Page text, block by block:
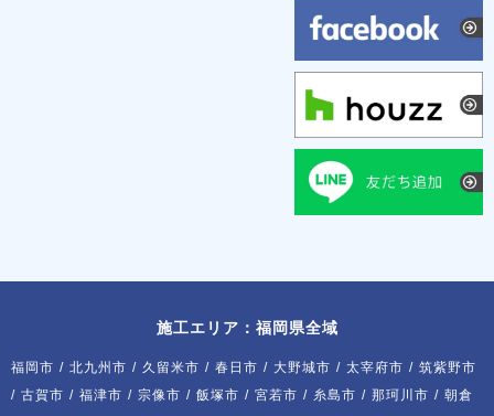
施工エリア：福岡県全域
福岡市 / 北九州市 / 久留米市 / 春日市 / 大野城市 / 太宰府市 / 筑紫野市
/ 古賀市 / 福津市 / 宗像市 / 飯塚市 / 宮若市 / 糸島市 / 那珂川市 / 朝倉